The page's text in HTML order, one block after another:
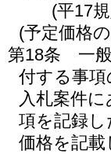
(平17
(予定価格
第18条
一
付する事
入札案件
項を記録
価格を記